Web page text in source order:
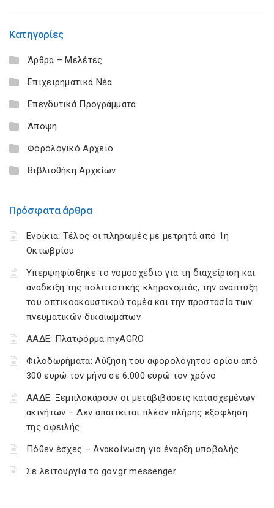
Κατηγορίες
Άρθρα – Μελέτες
Επιχειρηματικά Νέα
Επενδυτικά Προγράμματα
Άποψη
Φορολογικό Αρχείο
Βιβλιοθήκη Αρχείων
Πρόσφατα άρθρα
Ενοίκια: Τέλος οι πληρωμές με μετρητά από 1η
Οκτωβρίου
Υπερψηφίσθηκε το νομοσχέδιο για τη διαχείριση και
ανάδειξη της πολιτιστικής κληρονομιάς, την ανάπτυξη
του οπτικοακουστικού τομέα και την προστασία των
πνευματικών δικαιωμάτων
ΑΑΔΕ: Πλατφόρμα myAGRO
Φιλοδωρήματα: Αύξηση του αφορολόγητου ορίου από
300 ευρώ τον μήνα σε 6.000 ευρώ τον χρόνο
ΑΑΔΕ: Ξεμπλοκάρουν οι μεταβιβάσεις κατασχεμένων
ακινήτων – Δεν απαιτείται πλέον πλήρης εξόφληση
της οφειλής
Πόθεν έσχες – Ανακοίνωση για έναρξη υποβολής
Σε λειτουργία το gov.gr messenger